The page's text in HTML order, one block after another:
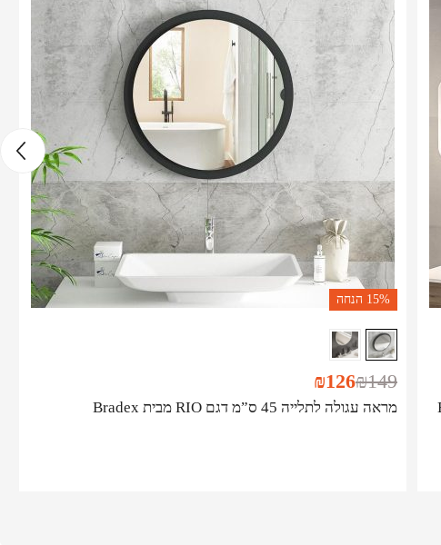
15% הנחה
מראה עגולה לתלייה 45 ס”מ דגם RIO מבית Bradex
₪149
₪126